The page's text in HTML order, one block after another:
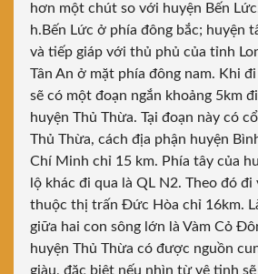
hơn một chút so với huyện Bến
h.Bến Lức ở phía đông bắc; huyện
và tiếp giáp với thủ phủ của tỉnh
Tân An ở mặt phía đông nam. Khi
sẽ có một đoạn ngắn khoảng 5km
huyện Thủ Thừa. Tại đoạn này có
Thủ Thừa, cách địa phận huyện
Chí Minh chỉ 15 km. Phía tây của
lộ khác đi qua là QL N2. Theo đó đi
thuộc thị trấn Đức Hòa chỉ 16km.
giữa hai con sông lớn là Vàm Cỏ
huyện Thủ Thừa có được nguồn
giàu, đặc biệt nếu nhìn từ vệ tinh